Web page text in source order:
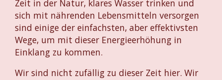
Zeit in der Natur, klares Wasser trinken und
sich mit nährenden Lebensmitteln versorgen
sind einige der einfachsten, aber effektivsten
Wege, um mit dieser Energieerhöhung in
Einklang zu kommen.
Wir sind nicht zufällig zu dieser Zeit hier. Wir